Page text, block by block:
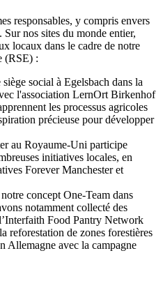
responsables, y compris envers
nos sites du monde entier,
locaux dans le cadre de notre
(RSE) :
social à Egelsbach dans la
l'association LernOrt Birkenhof
les processus agricoles
précieuse pour développer
au Royaume-Uni participe
initiatives locales, en
Forever Manchester et
concept One-Team dans
notamment collecté des
Food Pantry Network
reforestation de zones forestières
Allemagne avec la campagne